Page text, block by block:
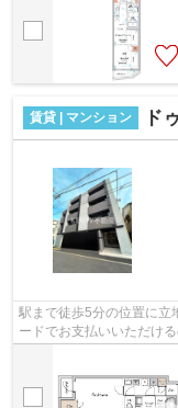
賃貸 | マンション ド
駅まで徒歩5分の位置に立
ードでお支払いいただけ